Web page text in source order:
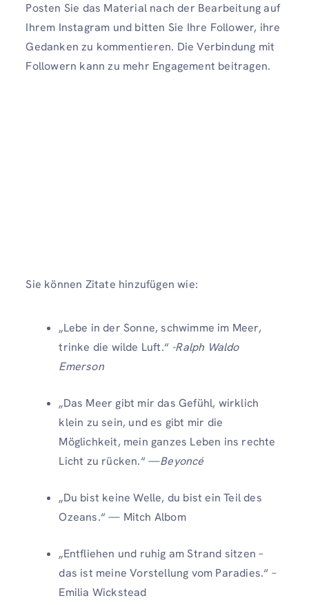
Posten Sie das Material nach der Bearbeitung auf
Ihrem Instagram und bitten Sie Ihre Follower, ihre
Gedanken zu kommentieren. Die Verbindung mit
Followern kann zu mehr Engagement beitragen.
Sie können Zitate hinzufügen wie:
„Lebe in der Sonne, schwimme im Meer,
trinke die wilde Luft.“ -Ralph Waldo
Emerson
„Das Meer gibt mir das Gefühl, wirklich
klein zu sein, und es gibt mir die
Möglichkeit, mein ganzes Leben ins rechte
Licht zu rücken.“ —Beyoncé
„Du bist keine Welle, du bist ein Teil des
Ozeans.“ — Mitch Albom
„Entfliehen und ruhig am Strand sitzen –
das ist meine Vorstellung vom Paradies.“ –
Emilia Wickstead